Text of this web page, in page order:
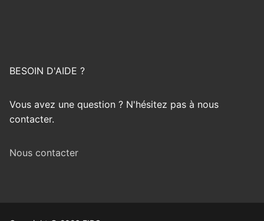
BESOIN D'AIDE ?
Vous avez une question ? N'hésitez pas à nous
contacter.
Nous contacter